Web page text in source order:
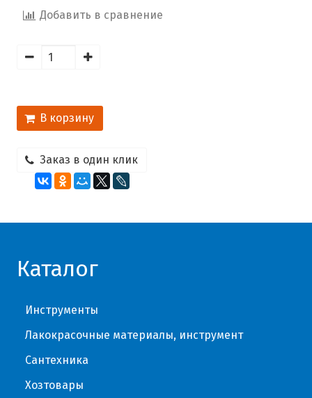
Добавить в сравнение
В корзину
Заказ в один клик
Каталог
Инструменты
Лакокрасочные материалы, инструмент
Сантехника
Хозтовары